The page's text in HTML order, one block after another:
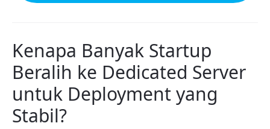
Kenapa Banyak Startup
Beralih ke Dedicated Server
untuk Deployment yang
Stabil?